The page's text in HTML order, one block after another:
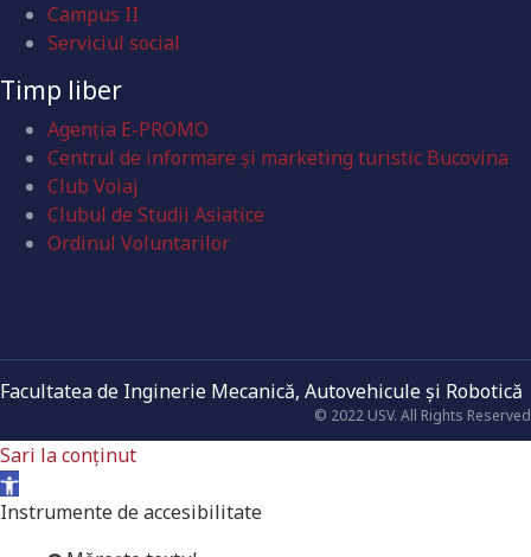
Campus II
Serviciul social
Timp liber
Agenția E-PROMO
Centrul de informare și marketing turistic Bucovina
Club Voiaj
Clubul de Studii Asiatice
Ordinul Voluntarilor
Facultatea de Inginerie Mecanică, Autovehicule şi Robotică
© 2022 USV. All Rights Reserved
Sari la conținut
Deschide bara de unelte
Instrumente de accesibilitate